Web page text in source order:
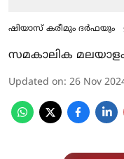
ഷിയാസ് കരീമും ദർഫയും
സമകാലിക
Updated on: 26 Nov